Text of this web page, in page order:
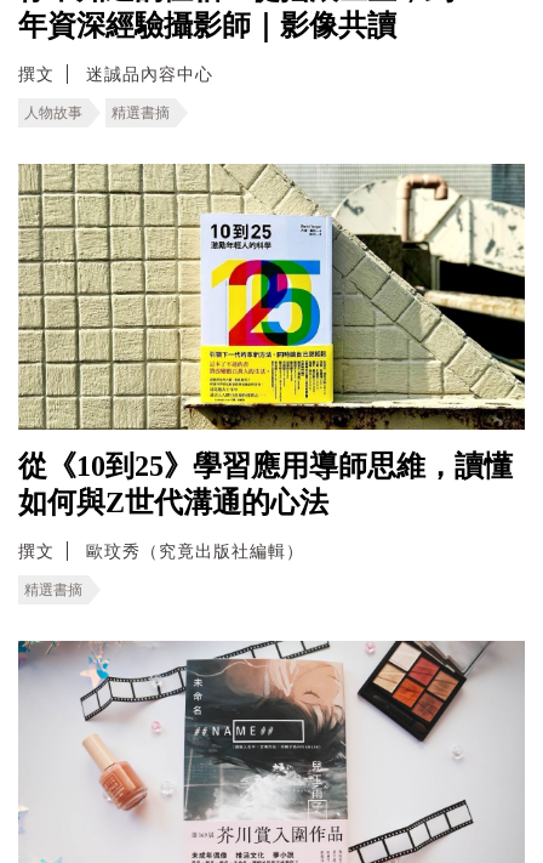
年資深經驗攝影師｜影像共讀
撰文 迷誠品內容中心
人物故事 精選書摘
從《10到25》學習應用導師思維，讀懂
如何與Z世代溝通的心法
撰文 歐玟秀（究竟出版社編輯）
精選書摘